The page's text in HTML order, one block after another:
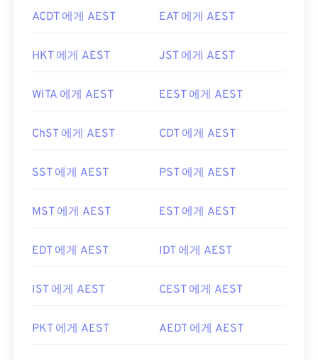
ACDT 에게 AEST EAT 에게 AEST
HKT 에게 AEST JST 에게 AEST
WITA 에게 AEST EEST 에게 AEST
ChST 에게 AEST CDT 에게 AEST
SST 에게 AEST PST 에게 AEST
MST 에게 AEST EST 에게 AEST
EDT 에게 AEST IDT 에게 AEST
IST 에게 AEST CEST 에게 AEST
PKT 에게 AEST AEDT 에게 AEST